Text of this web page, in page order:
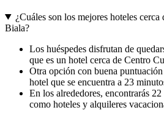
¿Cuáles son los mejores hoteles
Biala?
Los huéspedes disfrutan de
que es un hotel cerca de Centro
Otra opción con buena puntuación
hotel que se encuentra a 23
En los alrededores, encontrarás
como hoteles y alquileres